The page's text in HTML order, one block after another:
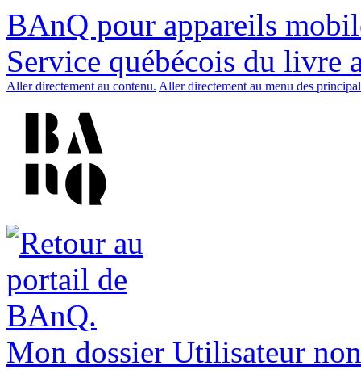
BAnQ pour appareils
Service québécois du livre
Aller directement au contenu. Aller directement au menu des
Mon dossier Utilisateur